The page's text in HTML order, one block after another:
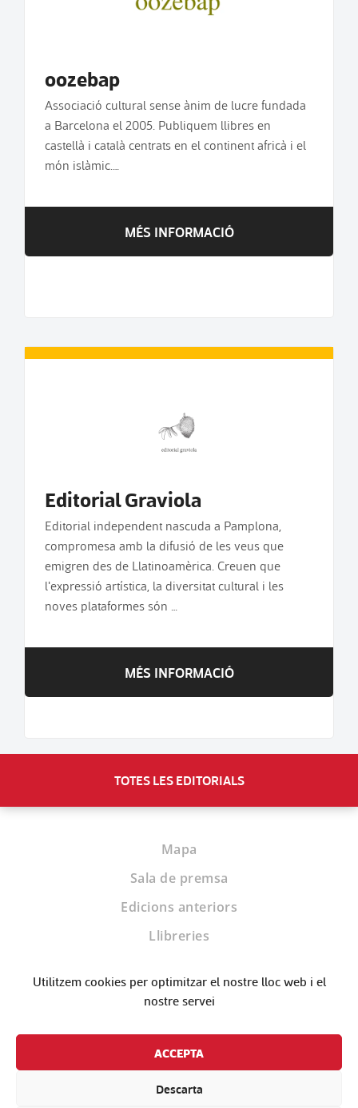
Utilitzem cookies per optimitzar el nostre lloc web i el
nostre servei
ACCEPTA
Descarta
oozebap
Associació cultural sense ànim de lucre fundada
a Barcelona el 2005. Publiquem llibres en
castellà i català centrats en el continent africà i el
món islàmic.…
MÉS INFORMACIÓ
Editorial Graviola
Editorial independent nascuda a Pamplona,
compromesa amb la difusió de les veus que
emigren des de Llatinoamèrica. Creuen que
l'expressió artística, la diversitat cultural i les
noves plataformes són …
MÉS INFORMACIÓ
TOTES LES EDITORIALS
Mapa
Sala de premsa
Edicions anteriors
Llibreries
Editorials